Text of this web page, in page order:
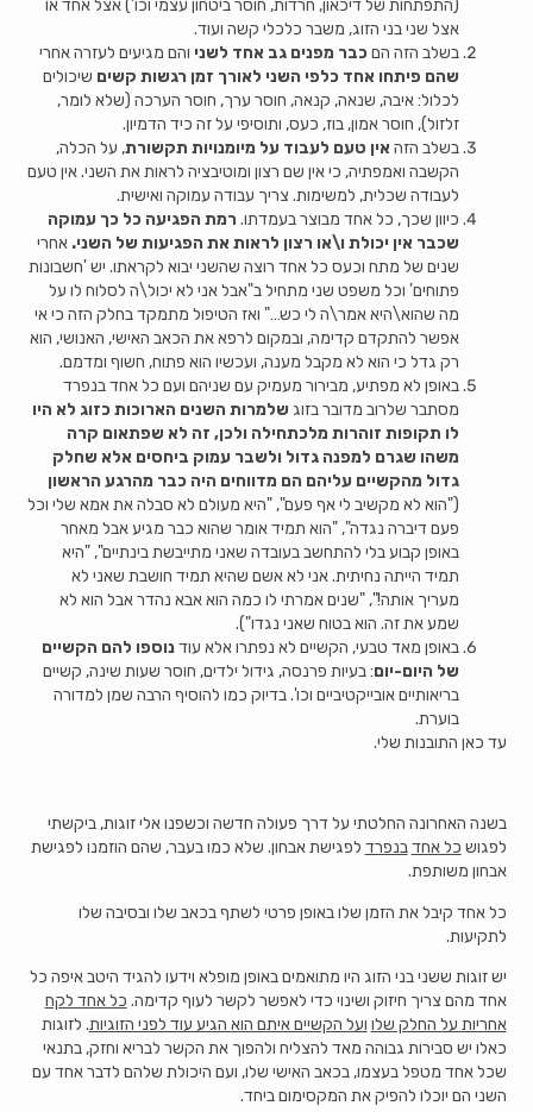
(התפתחות של דיכאון, חרדות, חוסר ביטחון עצמי וכו') אצל אחד או
אצל שני בני הזוג, משבר כלכלי קשה ועוד.
בשלב הזה הם כבר מפנים גב אחד לשני והם מגיעים לעזרה אחרי
שהם פיתחו אחד כלפי השני לאורך זמן רגשות קשים שיכולים
לכלול: איבה, שנאה, קנאה, חוסר ערך, חוסר הערכה (שלא לומר,
זלזול), חוסר אמון, בוז, כעס, ותוסיפי על זה כיד הדמיון.
בשלב הזה אין טעם לעבוד על מיומנויות תקשורת, על הכלה,
הקשבה ואמפתיה, כי אין שם רצון ומוטיבציה לראות את השני. אין טעם
לעבודה שכלית, למשימות. צריך עבודה עמוקה ואישית.
כיוון שכך, כל אחד מבוצר בעמדתו. רמת הפגיעה כל כך עמוקה
שכבר אין יכולת ו\או רצון לראות את הפגיעות של השני.אחרי
שנים של מתח וכעס כל אחד רוצה שהשני יבוא לקראתו. יש 'חשבונות
פתוחים' וכל משפט שני מתחיל ב"אבל אני לא יכול\ה לסלוח לו על
מה שהוא\היא אמר\ה לי כש…" ואז הטיפול מתמקד בחלק הזה כי אי
אפשר להתקדם קדימה, ובמקום לרפא את הכאב האישי, האנושי, הוא
רק גדל כי הוא לא מקבל מענה, ועכשיו הוא פתוח, חשוף ומדמם.
באופן לא מפתיע, מבירור מעמיק עם שניהם ועם כל אחד בנפרד
מסתבר שלרוב מדובר בזוג שלמרות השנים הארוכות כזוג לא היו
לו תקופות זוהרות מלכתחילה ולכן, זה לא שפתאום קרה
משהו שגרם למפנה גדול ולשבר עמוק ביחסים אלא שחלק
גדול מהקשיים עליהם הם מדווחים היה כבר מהרגע הראשון
("הוא לא מקשיב לי אף פעם", "היא מעולם לא סבלה את אמא שלי וכל
פעם דיברה נגדה", "הוא תמיד אומר שהוא כבר מגיע אבל מאחר
באופן קבוע בלי להתחשב בעובדה שאני מתייבשת בינתיים", "היא
תמיד הייתה נחיתית. אני לא אשם שהיא תמיד חושבת שאני לא
מעריך אותה!", "שנים אמרתי לו כמה הוא אבא נהדר אבל הוא לא
שמע את זה. הוא בטוח שאני נגדו").
באופן מאד טבעי, הקשיים לא נפתרו אלא עודנוספו להם הקשיים
של היום-יום: בעיות פרנסה, גידול ילדים, חוסר שעות שינה, קשיים
בריאותיים אובייקטיביים וכו'. בדיוק כמו להוסיף הרבה שמן למדורה
בוערת.
עד כאן התובנות שלי.
בשנה האחרונה החלטתי על דרך פעולה חדשה וכשפנו אלי זוגות, ביקשתי
לפגוש כל אחדבנפרד לפגישת אבחון. שלא כמו בעבר, שהם הוזמנו לפגישת
אבחון משותפת.
כל אחד קיבל את הזמן שלו באופן פרטי לשתף בכאב שלו ובסיבה שלו
לתקיעות.
יש זוגות ששני בני הזוג היו מתואמים באופן מופלא וידעו להגיד היטב איפה כל
אחד מהם צריך חיזוק ושינוי כדי לאפשר לקשר לעוף קדימה. כל אחד לקח
אחריות על החלק שלו ועל הקשיים איתם הוא הגיע עוד לפני הזוגיות. לזוגות
כאלו יש סבירות גבוהה מאד להצליח ולהפוך את הקשר לבריא וחזק, בתנאי
שכל אחד מטפל בעצמו, בכאב האישי שלו, ועם היכולת שלהם לדבר אחד עם
השני הם יוכלו להפיק את המקסימום ביחד.